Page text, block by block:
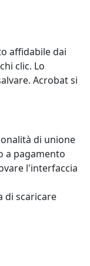
affidabile dai
clic. Lo
Acrobat si
di unione
a pagamento
l'interfaccia
di scaricare